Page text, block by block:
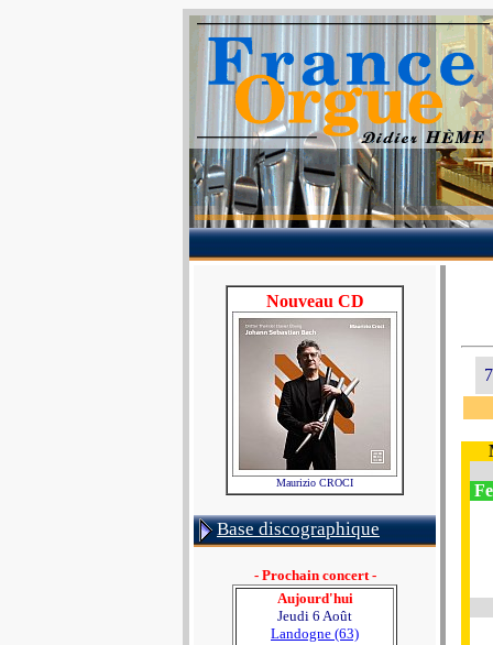
Nouveau CD
Maurizio CROCI
Base discographique
- Prochain concert -
Aujourd'hui
Jeudi 6 Août
Landogne (63)